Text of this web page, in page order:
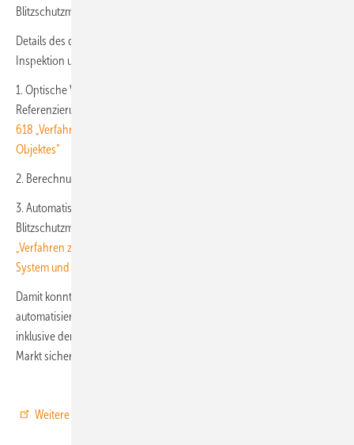
Blitzschutzmessung mit Drohnen gesichert.
Details des durch das US-Patent geschützten Ablaufs der visuellen
Inspektion und berührungslosen Blitzschutzmessung:
1. Optische Vermessung der Windenergieanlage durch einen kurzen
Referenzierungsflug => siehe Top-Seven Patent
618 „Verfahren zur optischen Erfassung von Referenzdaten eines
Objektes“
2. Berechnung und Erzeugung von Flugrouten entlang eines Objektes
3. Automatisierter Abflug mit Drohnen für die visuelle Inspektion und
Blitzschutzmessung => siehe Top-Seven Patent
„Verfahren zum Bestimmen eines Pfades entlang eines Objektes,
System und Verfahren zum automatischen Inspizieren eines Objekts“
Damit konnte Top-Seven sich die exklusive Technologie für die
automatisierte und hoch präzise Inspektion von Windenergieanlagen
inklusive der berührungslosen Blitzschutzmessung auch für den US-
Markt sichern. (nw)
Weitere Informationen zu TOPseven hier.